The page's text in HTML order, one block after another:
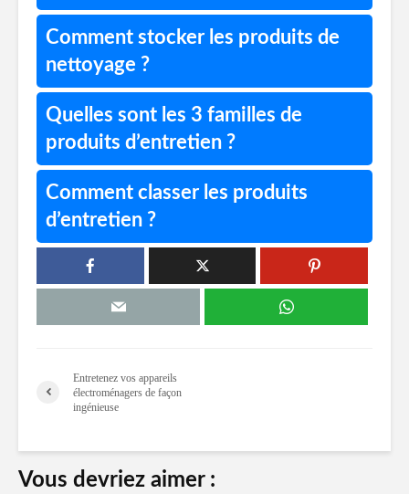
Comment stocker les produits de
nettoyage ?
Quelles sont les 3 familles de
produits d’entretien ?
Comment classer les produits
d’entretien ?
Entretenez vos appareils
électroménagers de façon
ingénieuse
Vous devriez aimer :